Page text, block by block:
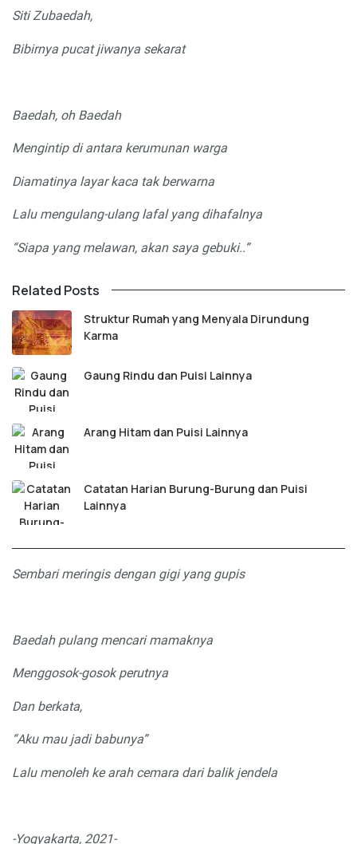
SitiZubaedah,
Bibirnya pucat jiwanya sekarat
Baedah, oh Baedah
Mengintip di antara kerumunan warga
Diamatinya layar kaca tak berwarna
Lalu mengulang-ulang lafal yang dihafalnya
“Siapa yang melawan, akan saya gebuki..”
Related Posts
Struktur Rumah yang Menyala Dirundung
Karma
Gaung Rindu dan Puisi Lainnya
Arang Hitam dan Puisi Lainnya
Catatan Harian Burung-Burung dan Puisi
Lainnya
Sembari meringis dengan gigi yang gupis
Baedah pulang mencari mamaknya
Menggosok-gosok perutnya
Dan berkata,
“Aku mau jadi babunya”
Lalu menoleh ke arah cemara dari balik jendela
-Yogyakarta, 2021-